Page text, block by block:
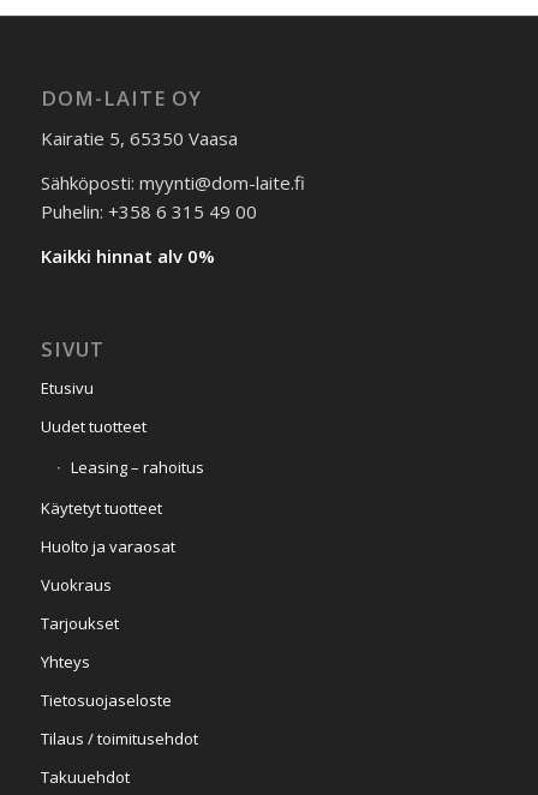
DOM-LAITE OY
Kairatie 5, 65350 Vaasa
Sähköposti: myynti@dom-laite.fi
Puhelin: +358 6 315 49 00
Kaikki hinnat alv 0%
SIVUT
Etusivu
Uudet tuotteet
Leasing – rahoitus
Käytetyt tuotteet
Huolto ja varaosat
Vuokraus
Tarjoukset
Yhteys
Tietosuojaseloste
Tilaus / toimitusehdot
Takuuehdot